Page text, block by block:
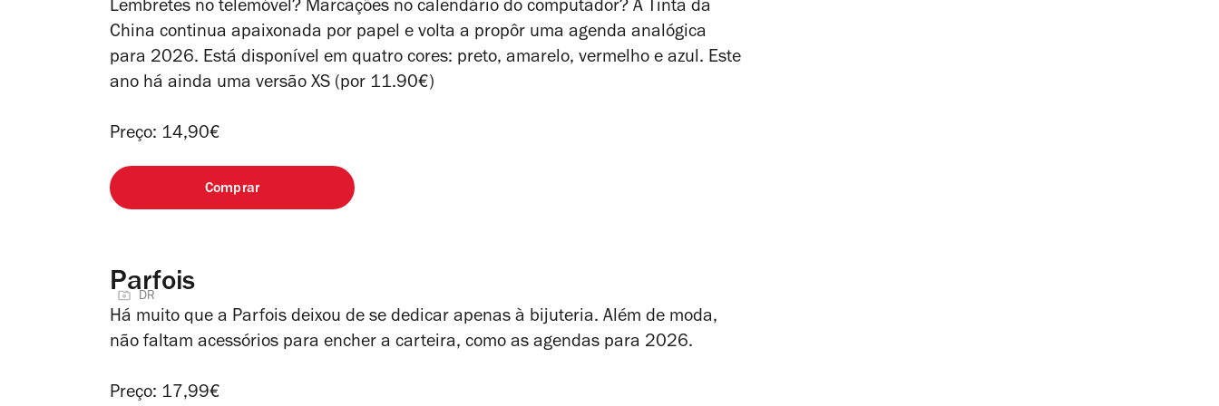
Lembretes no telemóvel? Marcações no calendário do computador? A Tinta da
China continua apaixonada por papel e volta a propôr uma agenda analógica
para 2026. Está disponível em quatro cores: preto, amarelo, vermelho e azul. Este
ano há ainda uma versão XS (por 11.90€)
Preço: 14,90€
Comprar
Parfois
DR
Há muito que a Parfois deixou de se dedicar apenas à bijuteria. Além de moda,
não faltam acessórios para encher a carteira, como as agendas para 2026.
Preço: 17,99€